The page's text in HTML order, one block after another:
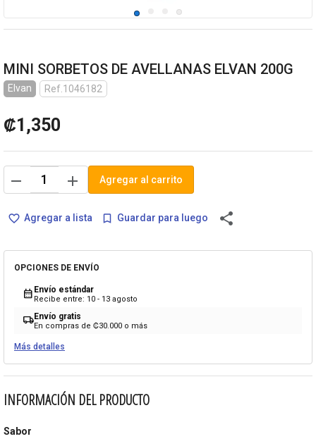
MINI SORBETOS DE AVELLANAS ELVAN 200G
Elvan Ref.1046182
₡1,350
remove add Agregar al carrito
favorite_border Agregar a lista bookmark_border Guardar para luego share
OPCIONES DE ENVÍO
calendar_month Envío estándar
Recibe entre: 10 - 13 agosto
local_shippingEnvío gratis
En compras de ₡30.000 o más
Más detalles
INFORMACIÓN DEL PRODUCTO
Sabor